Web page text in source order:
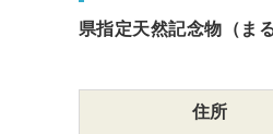
県指定天然記念物（ま
住所